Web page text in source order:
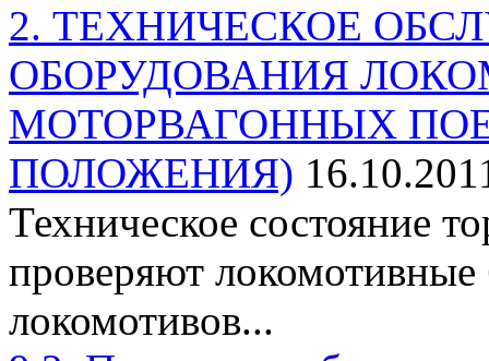
2. ТЕХНИЧЕСКОЕ
ОБОРУДОВАНИЯ
МОТОРВАГОННЫХ
ПОЛОЖЕНИЯ)
Техническое состояние
проверяют
локомотивов...